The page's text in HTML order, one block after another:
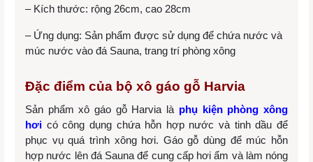
– Kích thước: rộng 26cm, cao 28cm
– Ứng dụng: Sản phẩm được sử dụng để chứa nước và
múc nước vào đá Sauna, trang trí phòng xông
Đặc điểm của bộ xô gáo gỗ Harvia
Sản phẩm xô gáo gỗ Harvia là phụ kiện phòng xông
hơi có công dụng chứa hỗn hợp nước và tinh dầu để
phục vụ quá trình xông hơi. Gáo gỗ dùng để múc hỗn
hợp nước lên đá Sauna để cung cấp hơi ẩm và làm nóng